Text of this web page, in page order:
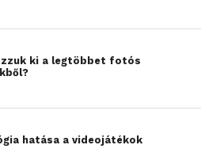
grafikai egység is besegít a
kiszolgálása
2 GB, a belső tárhely
akár 128 GB-os
ki a legtöbbet fotós
hatása a videojátékok